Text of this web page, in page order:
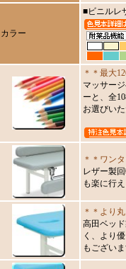
カラー
■ビニルレ
＊＊最大
マッサー
ーと、全
お選びいた
＊＊ワン
レザー製
も楽に行え
＊＊より
高田ベッ
く、より
もございま